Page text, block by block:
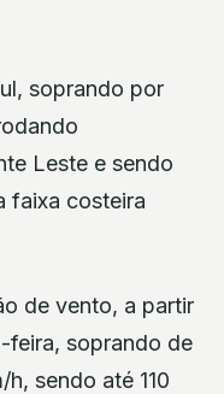
soprando por
Leste e sendo
faixa costeira
de vento, a partir
feira, soprando de
sendo até 110